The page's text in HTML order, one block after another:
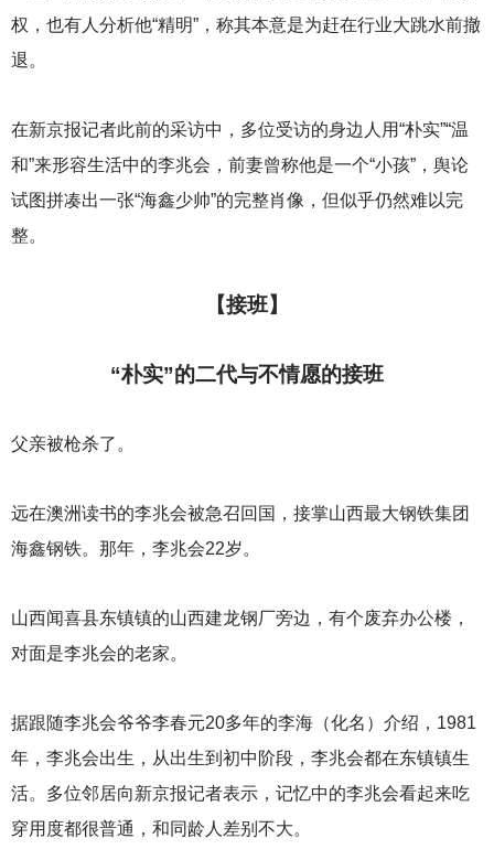
权，也有人分析他“精明”，称其本意是为赶在行业大跳水前撤
退。
在新京报记者此前的采访中，多位受访的身边人用“朴实”“温
和”来形容生活中的李兆会，前妻曾称他是一个“小孩”，舆论
试图拼凑出一张“海鑫少帅”的完整肖像，但似乎仍然难以完
整。
【接班】
“朴实”的二代与不情愿的接班
父亲被枪杀了。
远在澳洲读书的李兆会被急召回国，接掌山西最大钢铁集团
海鑫钢铁。那年，李兆会22岁。
山西闻喜县东镇镇的山西建龙钢厂旁边，有个废弃办公楼，
对面是李兆会的老家。
据跟随李兆会爷爷李春元20多年的李海（化名）介绍，1981
年，李兆会出生，从出生到初中阶段，李兆会都在东镇镇生
活。多位邻居向新京报记者表示，记忆中的李兆会看起来吃
穿用度都很普通，和同龄人差别不大。